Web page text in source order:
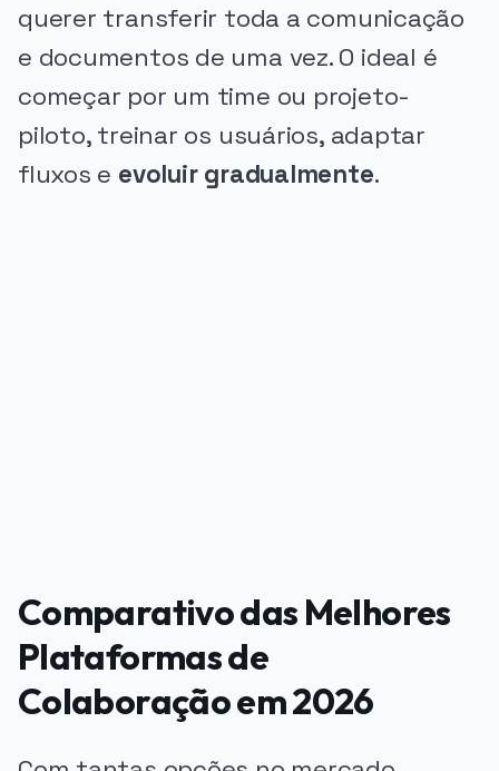
querer transferir toda a comunicação
e documentos de uma vez. O ideal é
começar por um time ou projeto-
piloto, treinar os usuários, adaptar
fluxos e evoluir gradualmente.
Comparativo das Melhores
Plataformas de
Colaboração em 2026